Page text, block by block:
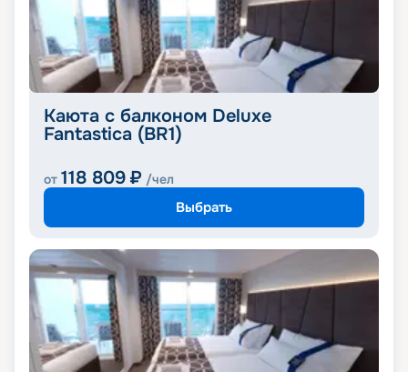
Каюта с балконом Deluxe
Fantastica (BR1)
от 118 809 ₽ /чел
Выбрать